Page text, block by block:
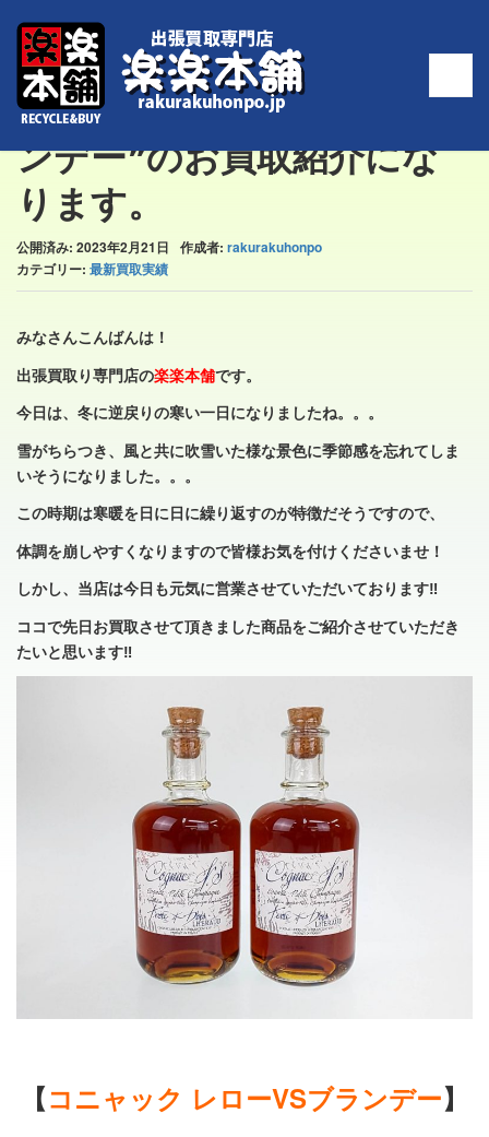
ホーム>最新買取実績>❝コニャック レローVSブランデー❞のお買取紹介にな
ります。
❝コニャック レローVSブラ
ンデー❞のお買取紹介にな
ります。
公開済み: 2023年2月21日 作成者: rakurakuhonpo
カテゴリー: 最新買取実績
みなさんこんばんは！
出張買取り専門店の楽楽本舗です。
今日は、冬に逆戻りの寒い一日になりましたね。。。
雪がちらつき、風と共に吹雪いた様な景色に季節感を忘れてしま
いそうになりました。。。
この時期は寒暖を日に日に繰り返すのが特徴だそうですので、
体調を崩しやすくなりますので皆様お気を付けくださいませ！
しかし、当店は今日も元気に営業させていただいております‼
ココで先日お買取させて頂きました商品をご紹介させていただき
たいと思います‼
【コニャック レローVSブランデー】